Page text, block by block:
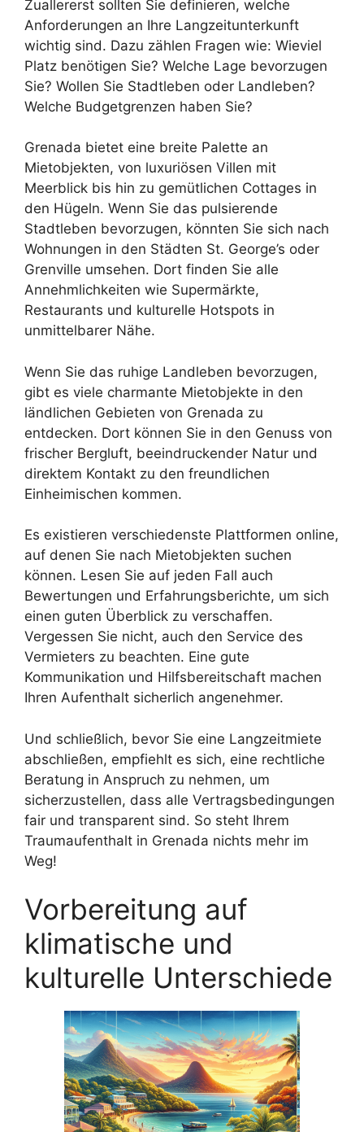
Zuallererst sollten Sie definieren, welche
Anforderungen an Ihre Langzeitunterkunft
wichtig sind. Dazu zählen Fragen wie: Wieviel
Platz benötigen Sie? Welche Lage bevorzugen
Sie? Wollen Sie Stadtleben oder Landleben?
Welche Budgetgrenzen haben Sie?
Grenada bietet eine breite Palette an
Mietobjekten, von luxuriösen Villen mit
Meerblick bis hin zu gemütlichen Cottages in
den Hügeln. Wenn Sie das pulsierende
Stadtleben bevorzugen, könnten Sie sich nach
Wohnungen in den Städten St. George’s oder
Grenville umsehen. Dort finden Sie alle
Annehmlichkeiten wie Supermärkte,
Restaurants und kulturelle Hotspots in
unmittelbarer Nähe.
Wenn Sie das ruhige Landleben bevorzugen,
gibt es viele charmante Mietobjekte in den
ländlichen Gebieten von Grenada zu
entdecken. Dort können Sie in den Genuss von
frischer Bergluft, beeindruckender Natur und
direktem Kontakt zu den freundlichen
Einheimischen kommen.
Es existieren verschiedenste Plattformen online,
auf denen Sie nach Mietobjekten suchen
können. Lesen Sie auf jeden Fall auch
Bewertungen und Erfahrungsberichte, um sich
einen guten Überblick zu verschaffen.
Vergessen Sie nicht, auch den Service des
Vermieters zu beachten. Eine gute
Kommunikation und Hilfsbereitschaft machen
Ihren Aufenthalt sicherlich angenehmer.
Und schließlich, bevor Sie eine Langzeitmiete
abschließen, empfiehlt es sich, eine rechtliche
Beratung in Anspruch zu nehmen, um
sicherzustellen, dass alle Vertragsbedingungen
fair und transparent sind. So steht Ihrem
Traumaufenthalt in Grenada nichts mehr im
Weg!
Vorbereitung auf
klimatische und
kulturelle Unterschiede